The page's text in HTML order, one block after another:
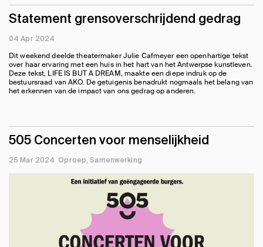
Statement grensoverschrijdend gedrag
04 Apr 2024
Dit weekend deelde theatermaker Julie Cafmeyer een openhartige tekst
over haar ervaring met een huis in het hart van het Antwerpse kunstleven.
Deze tekst, LIFE IS BUT A DREAM, maakte een diepe indruk op de
bestuursraad van AKO. De getuigenis benadrukt nogmaals het belang van
het erkennen van de impact van ons gedrag op anderen.
505 Concerten voor menselijkheid
25 Mar 2024 Oproep Samenwerking